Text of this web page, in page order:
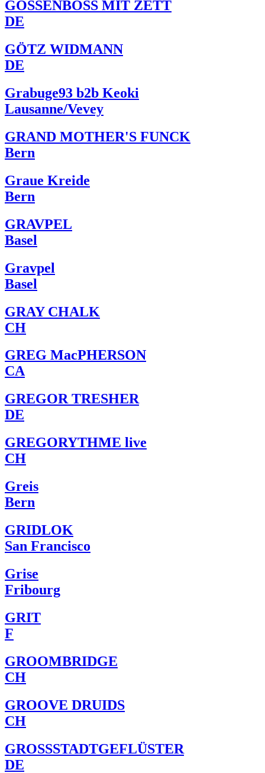
GOSSENBOSS MIT ZETT
DE
GÖTZ WIDMANN
DE
Grabuge93 b2b Keoki
Lausanne/Vevey
GRAND MOTHER'S FUNCK
Bern
Graue Kreide
Bern
GRAVPEL
Basel
Gravpel
Basel
GRAY CHALK
CH
GREG MacPHERSON
CA
GREGOR TRESHER
DE
GREGORYTHME live
CH
Greis
Bern
GRIDLOK
San Francisco
Grise
Fribourg
GRIT
F
GROOMBRIDGE
CH
GROOVE DRUIDS
CH
GROSSSTADTGEFLÜSTER
DE